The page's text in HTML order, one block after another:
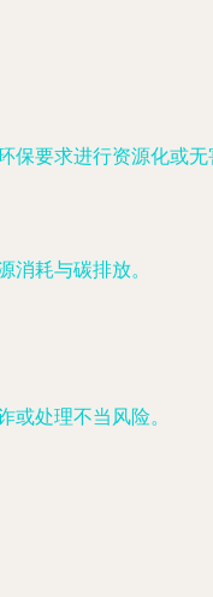
要求进行资源化或无
消耗与碳排放。
或处理不当风险。